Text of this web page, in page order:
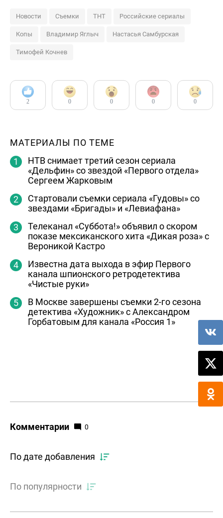
Новости Съемки ТНТ Российские сериалы
Копы Владимир Яглыч Настасья Самбурская
Тимофей Кочнев
2 0 0 0 0
МАТЕРИАЛЫ ПО ТЕМЕ
НТВ снимает третий сезон сериала
«Дельфин» со звездой «Первого отдела»
Сергеем Жарковым
Стартовали съемки сериала «Гудовы» со
звездами «Бригады» и «Левиафана»
Телеканал «Суббота!» объявил о скором
показе мексиканского хита «Дикая роза» с
Вероникой Кастро
Известна дата выхода в эфир Первого
канала шпионского ретродетектива
«Чистые руки»
В Москве завершены съемки 2-го сезона
детектива «Художник» с Александром
Горбатовым для канала «Россия 1»
Комментарии 0
По дате добавления
По популярности